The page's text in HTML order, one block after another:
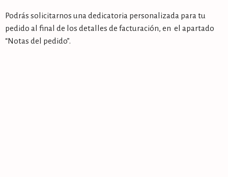
Podrás solicitarnos una dedicatoria personalizada para tu
pedido al final de los detalles de facturación, en el apartado
“Notas del pedido”.